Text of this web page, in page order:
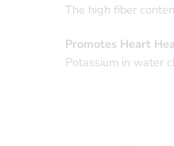
The high fiber
Promotes Heart
Potassium in water